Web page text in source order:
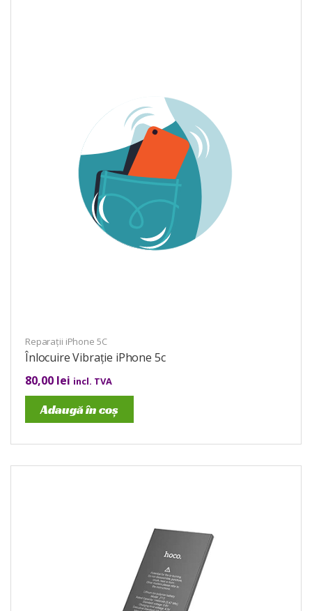
Reparații iPhone 5C
Înlocuire Vibrație iPhone 5c
80,00 lei incl. TVA
Adaugă în coș